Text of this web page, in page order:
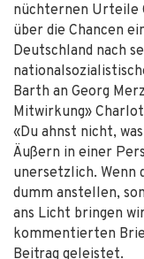
nüchternen Urteile
über die Chancen
Deutschland nach
Barth an Georg
Mitwirkung»
«Du ahnst nicht,
Äußern in einer
unersetzlich.
dumm anstellen,
ans Licht bringen
kommentierten
Beitrag geleistet.